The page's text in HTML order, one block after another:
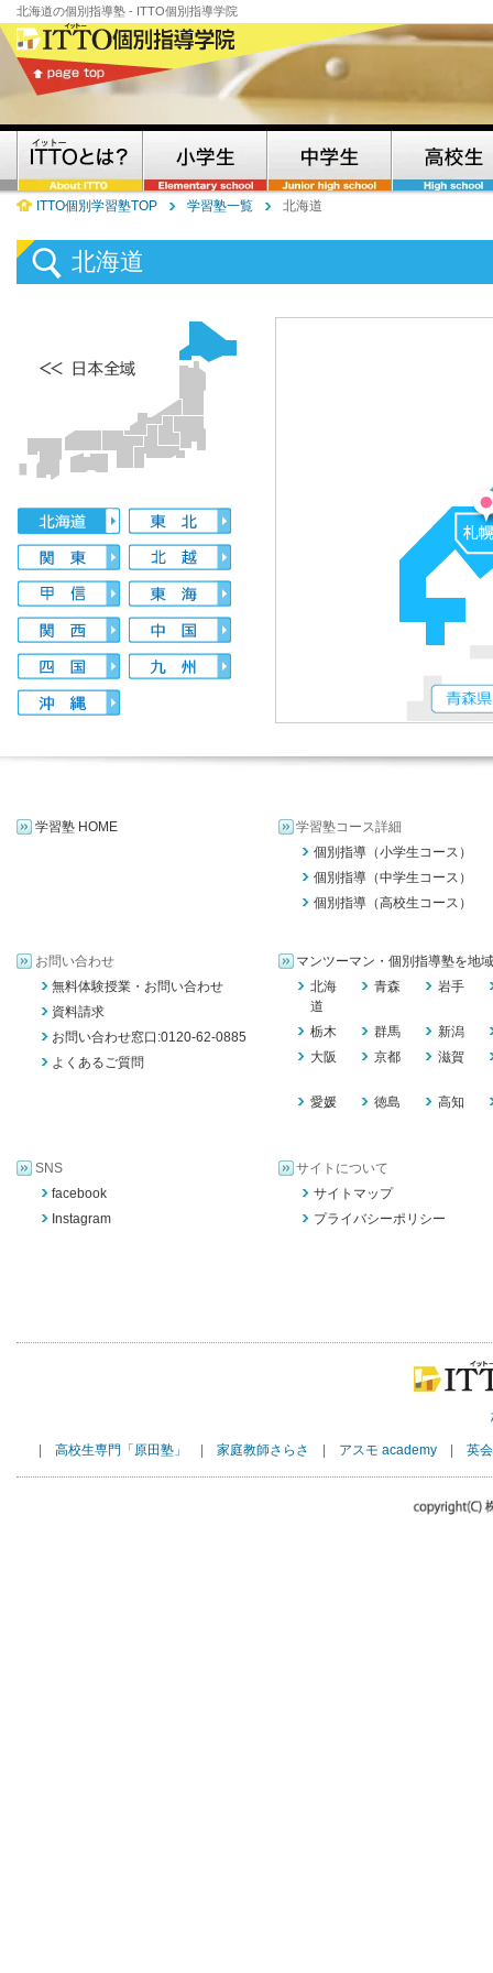
北海道の個別指導塾 - ITTO個別指導学院
ITTO個別学習塾TOP 学習塾一覧 北海道
北海道
学習塾 HOME
学習塾コース詳細
個別指導（小学生コース）
個別指導（中学生コース）
個別指導（高校生コース）
お問い合わせ
無料体験授業・お問い合わせ
資料請求
お問い合わせ窓口:0120-62-0885
よくあるご質問
マンツーマン・個別指導塾を地
北海
道
青森 岩手
栃木 群馬
新潟
大阪
京都 滋賀
愛媛 徳島 高知
SNS
facebook
Instagram
サイトについて
サイトマップ
プライバシーポリシー
| 高校生専門「原田塾」 | 家庭教師さらさ | アスモ academy| 英